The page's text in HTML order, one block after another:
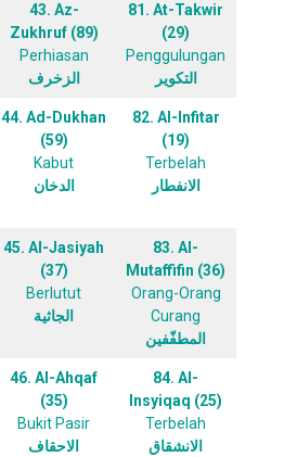
43. Az-
Zukhruf (89)
Perhiasan
الزخرف
81. At-Takwir
(29)
Penggulungan
التكوير
44. Ad-Dukhan
(59)
Kabut
الدخان
82. Al-Infitar
(19)
Terbelah
الانفطار
45. Al-Jasiyah
(37)
Berlutut
الجاثية
83. Al-
Mutaffifin (36)
Orang-Orang
Curang
المطفّفين
46. Al-Ahqaf
(35)
Bukit Pasir
الاحقاف
84. Al-
Insyiqaq (25)
Terbelah
الانشقاق